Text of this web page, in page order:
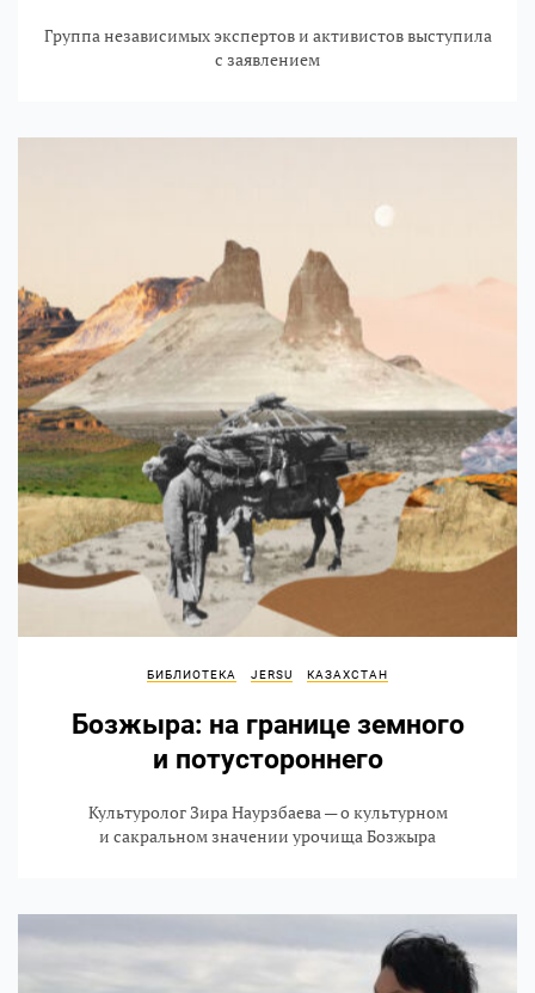
Группа независимых экспертов и активистов выступила
с заявлением
БИБЛИОТЕКА JERSU КАЗАХСТАН
Бозжыра: на границе земного
и потустороннего
Культуролог Зира Наурзбаева — о культурном
и сакральном значении урочища Бозжыра